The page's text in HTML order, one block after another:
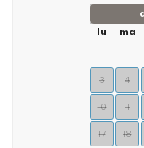
lu
ma
3 4
10 11
17 18